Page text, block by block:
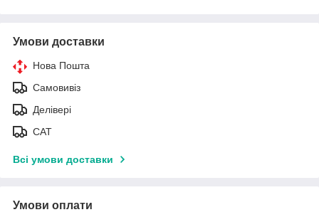
Умови доставки
Нова Пошта
Самовивіз
Делівері
САТ
Всі умови доставки
Умови оплати